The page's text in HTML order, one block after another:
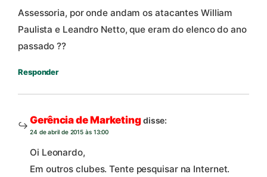
Assessoria, por onde andam os atacantes William
Paulista e Leandro Netto, que eram do elenco do ano
passado ??
Responder
Gerência de Marketingdisse:
24 de abril de 2015 às 13:00
Oi Leonardo,
Em outros clubes. Tente pesquisar na Internet.